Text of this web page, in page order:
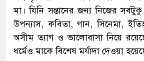
মা। যিনি সন্তানের জন্য নিজের
উপন্যাস, কবিতা, গান, সিনেমা,
অসীম ত্যাগ ও ভালোবাসা নিয়ে
ধর্মেও মাকে বিশেষ মর্যাদা দেওয়া